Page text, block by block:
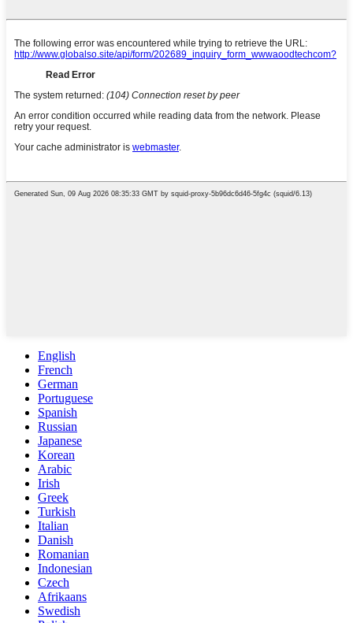
English
French
German
Portuguese
Spanish
Russian
Japanese
Korean
Arabic
Irish
Greek
Turkish
Italian
Danish
Romanian
Indonesian
Czech
Afrikaans
Swedish